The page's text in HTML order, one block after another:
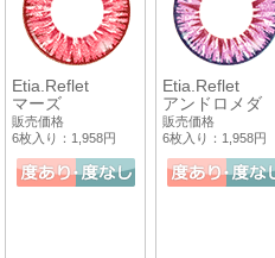
Etia.Reflet
マーズ
販売価格
6枚入り：1,958円
Etia.Reflet
アンドロメダ
販売価格
6枚入り：1,958円